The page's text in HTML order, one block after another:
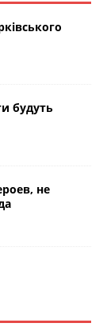
будуть
не